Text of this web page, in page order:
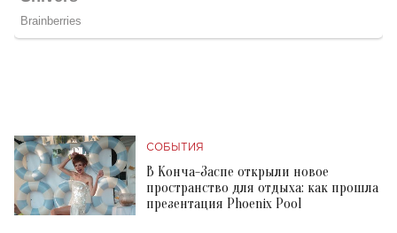
СОБЫТИЯ
В Конча-Заспе открыли новое
пространство для отдыха: как прошла
презентация Phoenix Pool